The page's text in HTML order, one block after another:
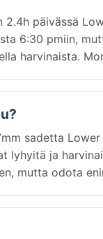
päivässä
6:30 pmiin,
harvinaista.
sadetta
lyhyitä ja
mutta odota